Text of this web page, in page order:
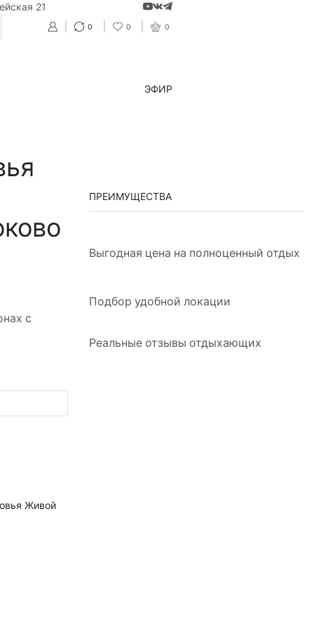
21
0 0 0
ЭФИР
с
Живой
ПРЕИМУЩЕСТВА
Выгодная цена на полноценный отдых
Подбор удобной локации
Реальные отзывы отдыхающих